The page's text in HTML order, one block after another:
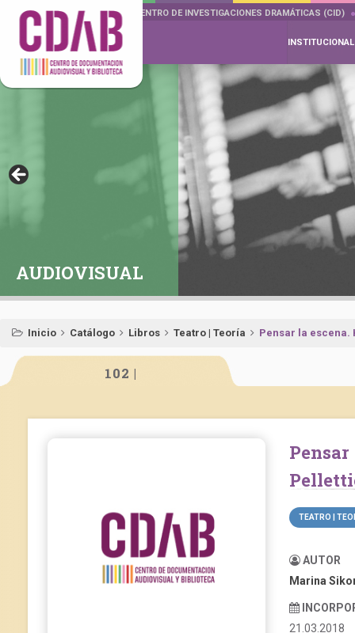
DOCUMENTA DRAMÁTICAS CENTRO DE INVESTIGACIONES DRAMÁTICAS (CID)
INSTITUCIONAL
AUDIOVISUAL
Inicio Catálogo Libros Teatro | Teoría Pensar la escena.
102 |
Pensar la escena. Homenaje a Osvaldo
TEATRO |
AUTOR
Marina
21.03.2018